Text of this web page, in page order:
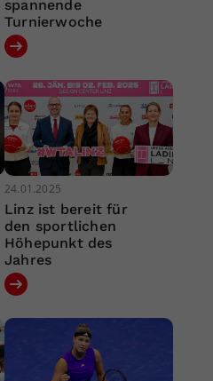
spannende
Turnierwoche
24.01.2025
Linz ist bereit für
den sportlichen
Höhepunkt des
Jahres